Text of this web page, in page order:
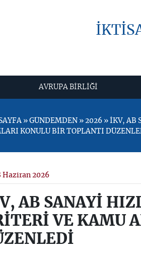
AVRUPA BİRLİĞİ
» GÜNDEMDEN » 2026 » İKV,
KONULU BİR TOPLANTI
Haziran 2026
AB SANAYİ
VE KAMU